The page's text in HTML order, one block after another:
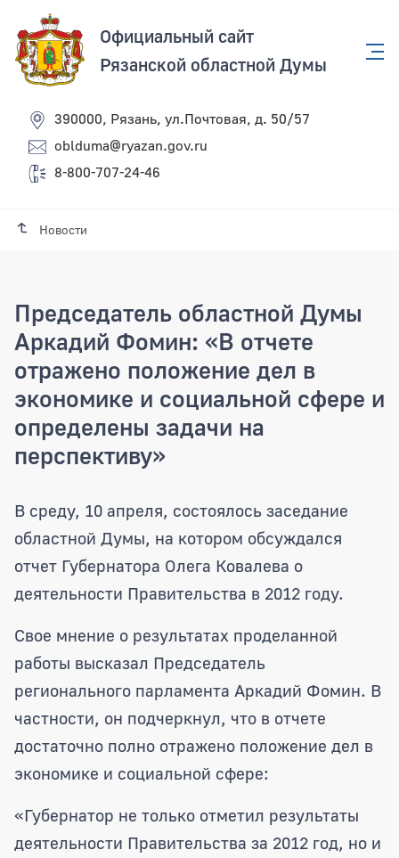
Официальный сайт
Рязанской областной Думы
390000, Рязань, ул.Почтовая, д. 50/57
oblduma@ryazan.gov.ru
8-800-707-24-46
Новости
Председатель областной Думы
Аркадий Фомин: «В отчете
отражено положение дел в
экономике и социальной сфере и
определены задачи на
перспективу»
Председатель областной Думы
В среду, 10 апреля, состоялось заседание
областной Думы, на котором обсуждался
отчет Губернатора Олега Ковалева о
деятельности Правительства в 2012 году.
Свое мнение о результатах проделанной
работы высказал Председатель
регионального парламента Аркадий Фомин. В
частности, он подчеркнул, что в отчете
достаточно полно отражено положение дел в
экономике и социальной сфере:
«Губернатор не только отметил результаты
деятельности Правительства за 2012 год, но и